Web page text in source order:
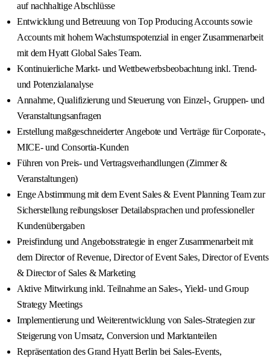
auf nachhaltige Abschlüsse
Entwicklung und Betreuung von Top Producing Accounts sowie
Accounts mit hohem Wachstumspotenzial in enger Zusammenarbeit
mit dem Hyatt Global Sales Team.
Kontinuierliche Markt- und Wettbewerbsbeobachtung inkl. Trend-
und Potenzialanalyse
Annahme, Qualifizierung und Steuerung von Einzel-, Gruppen- und
Veranstaltungsanfragen
Erstellung maßgeschneiderter Angebote und Verträge für Corporate-,
MICE- und Consortia-Kunden
Führen von Preis- und Vertragsverhandlungen (Zimmer &
Veranstaltungen)
Enge Abstimmung mit dem Event Sales & Event Planning Team zur
Sicherstellung reibungsloser Detailabsprachen und professioneller
Kundenübergaben
Preisfindung und Angebotsstrategie in enger Zusammenarbeit mit
dem Director of Revenue, Director of Event Sales, Director of Events
& Director of Sales & Marketing
Aktive Mitwirkung inkl. Teilnahme an Sales-, Yield- und Group
Strategy Meetings
Implementierung und Weiterentwicklung von Sales-Strategien zur
Steigerung von Umsatz, Conversion und Marktanteilen
Repräsentation des Grand Hyatt Berlin bei Sales-Events,